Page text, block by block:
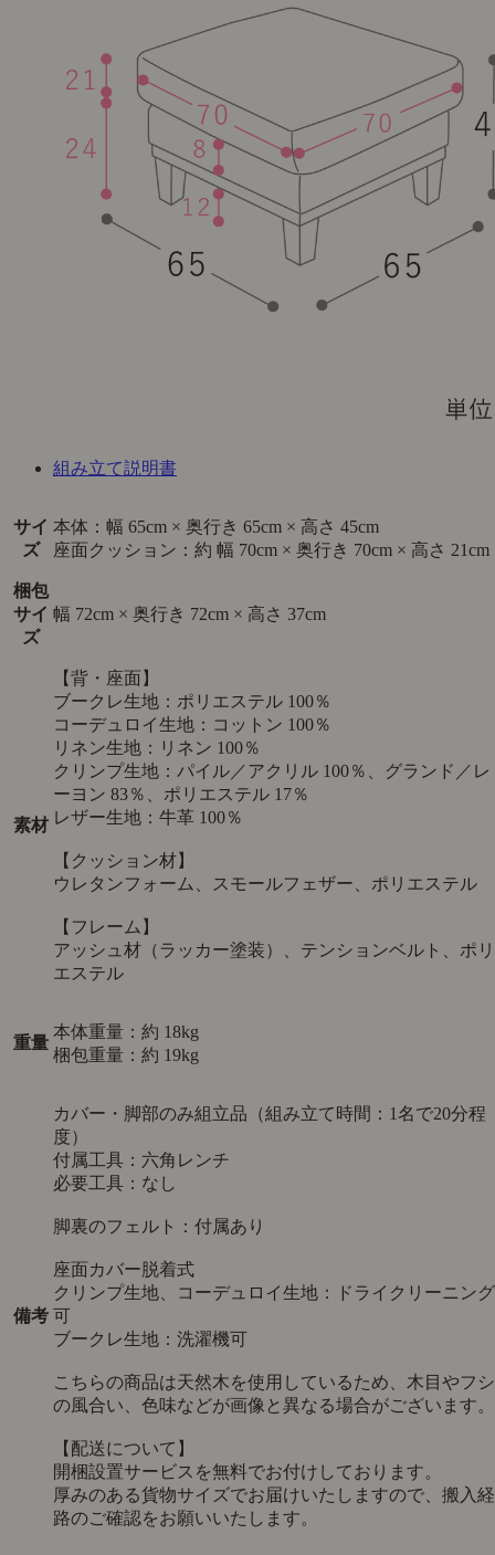
組み立て説明書
サイ
ズ
本体：幅 65cm × 奥行き 65cm × 高さ 45cm
座面クッション：約 幅 70cm × 奥行き 70cm × 高さ 21cm
梱包
サイ
ズ
幅 72cm × 奥行き 72cm × 高さ 37cm
素材
【背・座面】
ブークレ生地：ポリエステル 100％
コーデュロイ生地：コットン 100％
リネン生地：リネン 100％
クリンプ生地：パイル／アクリル 100％、グランド／レ
ーヨン 83％、ポリエステル 17％
レザー生地：牛革 100％
【クッション材】
ウレタンフォーム、スモールフェザー、ポリエステル
【フレーム】
アッシュ材（ラッカー塗装）、テンションベルト、ポリ
エステル
重量
本体重量：約 18kg
梱包重量：約 19kg
備考
カバー・脚部のみ組立品（組み立て時間：1名で20分程
度）
付属工具：六角レンチ
必要工具：なし
脚裏のフェルト：付属あり
座面カバー脱着式
クリンプ生地、コーデュロイ生地：ドライクリーニング
可
ブークレ生地：洗濯機可
こちらの商品は天然木を使用しているため、木目やフシ
の風合い、色味などが画像と異なる場合がございます。
【配送について】
開梱設置サービスを無料でお付けしております。
厚みのある貨物サイズでお届けいたしますので、搬入経
路のご確認をお願いいたします。